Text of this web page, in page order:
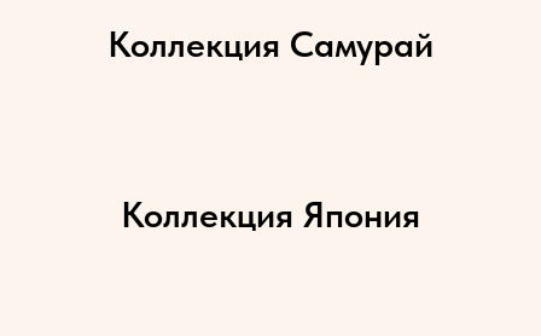
Коллекция Самурай
Коллекция Япония